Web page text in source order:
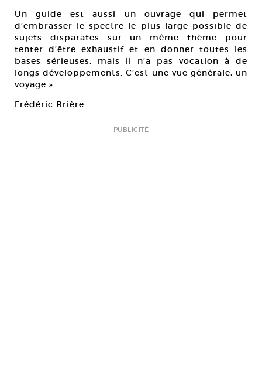
Un guide est aussi un ouvrage qui permet
d’embrasser le spectre le plus large possible de
sujets disparates sur un même thème pour
tenter d’être exhaustif et en donner toutes les
bases sérieuses, mais il n’a pas vocation à de
longs développements. C’est une vue générale, un
voyage.»
Frédéric Brière
PUBLICITÉ